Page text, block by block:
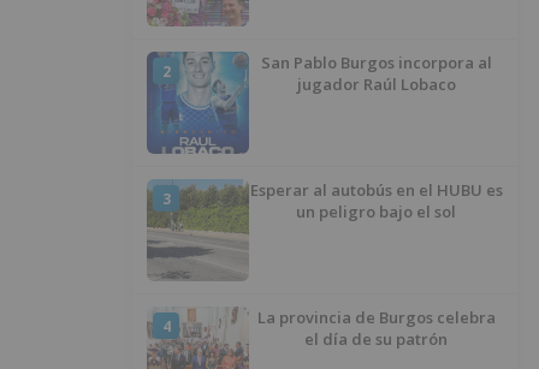
2
San Pablo Burgos incorpora al
jugador Raúl Lobaco
3
Esperar al autobús en el HUBU es
un peligro bajo el sol
4
La provincia de Burgos celebra
el día de su patrón